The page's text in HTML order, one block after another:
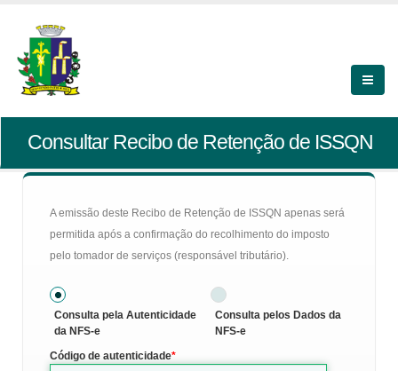
Consultar Recibo de Retenção de ISSQN
A emissão deste Recibo de Retenção de ISSQN apenas será
permitida após a confirmação do recolhimento do imposto
pelo tomador de serviços (responsável tributário).
Consulta pela Autenticidade
da NFS-e
Consulta pelos Dados da
NFS-e
Código de autenticidade